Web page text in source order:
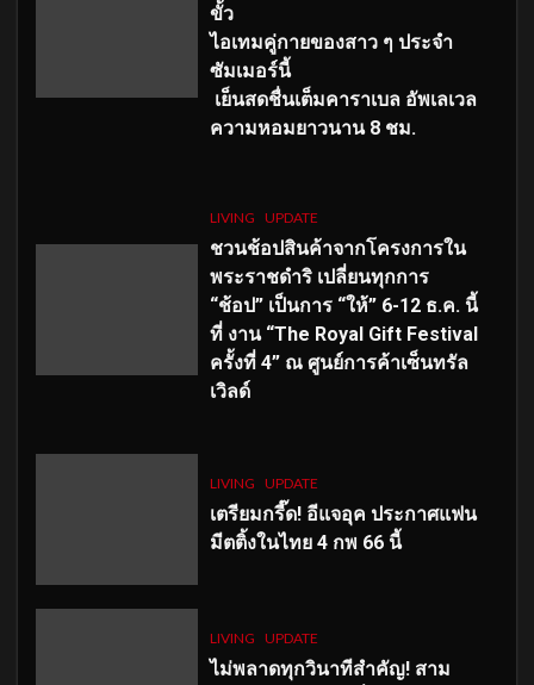
ขั้ว
ไอเทมคู่กายของสาว ๆ ประจำ
ซัมเมอร์นี้
เย็นสดชื่นเต็มคาราเบล อัพเลเวล
ความหอมยาวนาน 8 ชม.
LIVING UPDATE
ชวนช้อปสินค้าจากโครงการใน
พระราชดำริ เปลี่ยนทุกการ
“ช้อป” เป็นการ “ให้” 6-12 ธ.ค. นี้
ที่ งาน “The Royal Gift Festival
ครั้งที่ 4” ณ ศูนย์การค้าเซ็นทรัล
เวิลด์
LIVING UPDATE
เตรียมกรี๊ด! อีแจอุค ประกาศแฟน
มีตติ้งในไทย 4 กพ 66 นี้
LIVING UPDATE
ไม่พลาดทุกวินาทีสำคัญ! สาม